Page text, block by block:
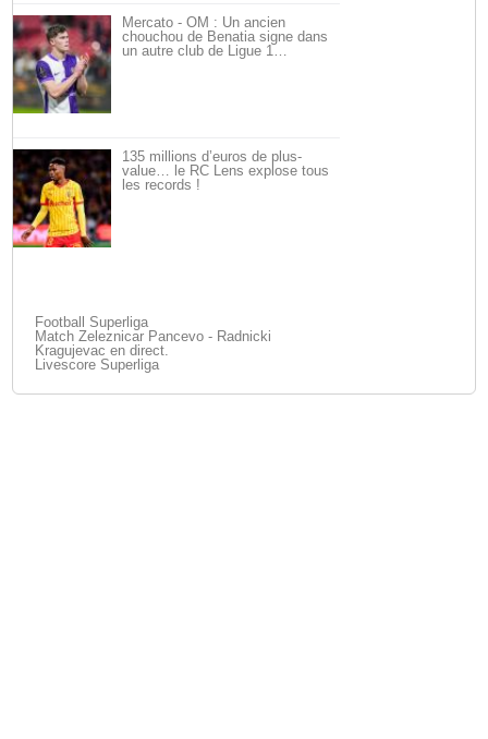
Mercato - OM : Un ancien
chouchou de Benatia signe dans
un autre club de Ligue 1…
135 millions d’euros de plus-
value… le RC Lens explose tous
les records !
Football Superliga
Match Zeleznicar Pancevo - Radnicki
Kragujevac en direct.
Livescore Superliga